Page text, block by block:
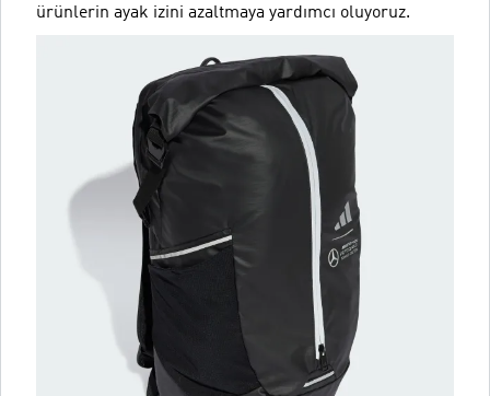
ürünlerin ayak izini azaltmaya yardımcı oluyoruz.